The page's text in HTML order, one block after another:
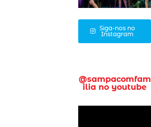
Siga-nos no
Instagram
@sampacomfam
ilia no youtube